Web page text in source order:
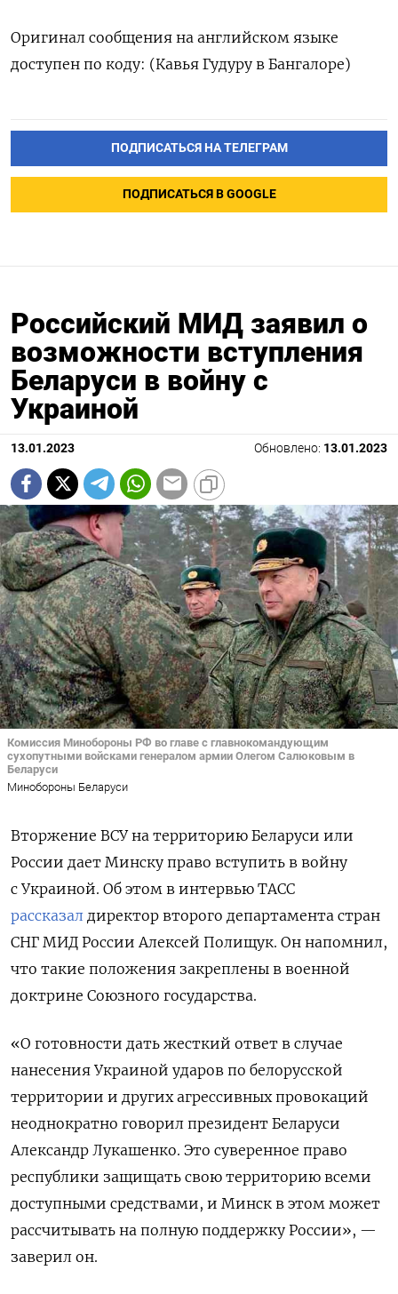
Оригинал сообщения на английском языке
доступен по коду: (Кавья Гудуру в Бангалоре)
ПОДПИСАТЬСЯ НА ТЕЛЕГРАМ
ПОДПИСАТЬСЯ В GOOGLE
Российский МИД заявил о
возможности вступления
Беларуси в войну с
Украиной
13.01.2023 Обновлено: 13.01.2023
Комиссия Минобороны РФ во главе с главнокомандующим
сухопутными войсками генералом армии Олегом Салюковым в
Беларуси
Минобороны Беларуси
Вторжение ВСУ на территорию Беларуси или
России дает Минску право вступить в войну
с Украиной. Об этом в интервью ТАСС
рассказал директор второго департамента стран
СНГ МИД России Алексей Полищук. Он напомнил,
что такие положения закреплены в военной
доктрине Союзного государства.
«О готовности дать жесткий ответ в случае
нанесения Украиной ударов по белорусской
территории и других агрессивных провокаций
неоднократно говорил президент Беларуси
Александр Лукашенко. Это суверенное право
республики защищать свою территорию всеми
доступными средствами, и Минск в этом может
рассчитывать на полную поддержку России», —
заверил он.